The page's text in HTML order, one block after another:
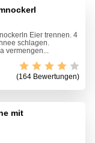
Eier trennen. 4
schlagen.
vermengen...
(164 Bewertungen)
mit